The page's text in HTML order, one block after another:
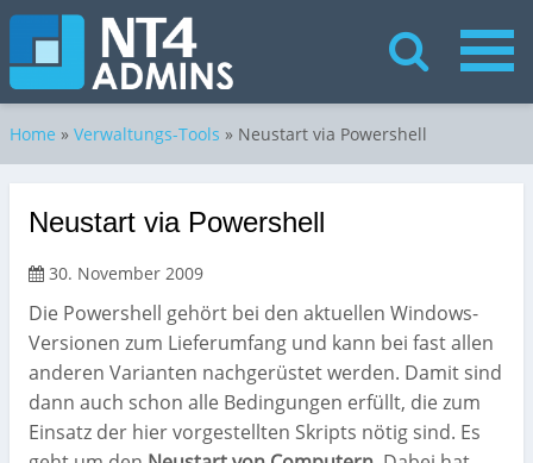
Home » Verwaltungs-Tools » Neustart via Powershell
Neustart via Powershell
30. November 2009
Die Powershell gehört bei den aktuellen Windows-
Versionen zum Lieferumfang und kann bei fast allen
anderen Varianten nachgerüstet werden. Damit sind
dann auch schon alle Bedingungen erfüllt, die zum
Einsatz der hier vorgestellten Skripts nötig sind. Es